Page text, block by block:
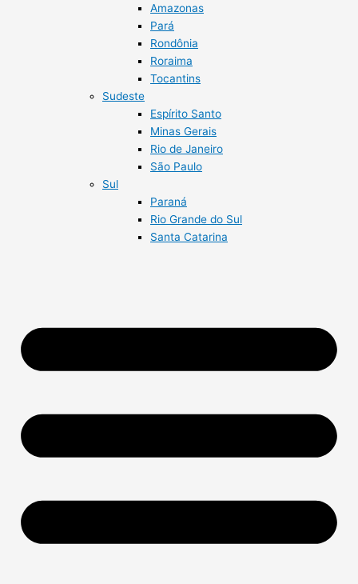
Amazonas
Pará
Rondônia
Roraima
Tocantins
Sudeste
Espírito Santo
Minas Gerais
Rio de Janeiro
São Paulo
Sul
Paraná
Rio Grande do Sul
Santa Catarina